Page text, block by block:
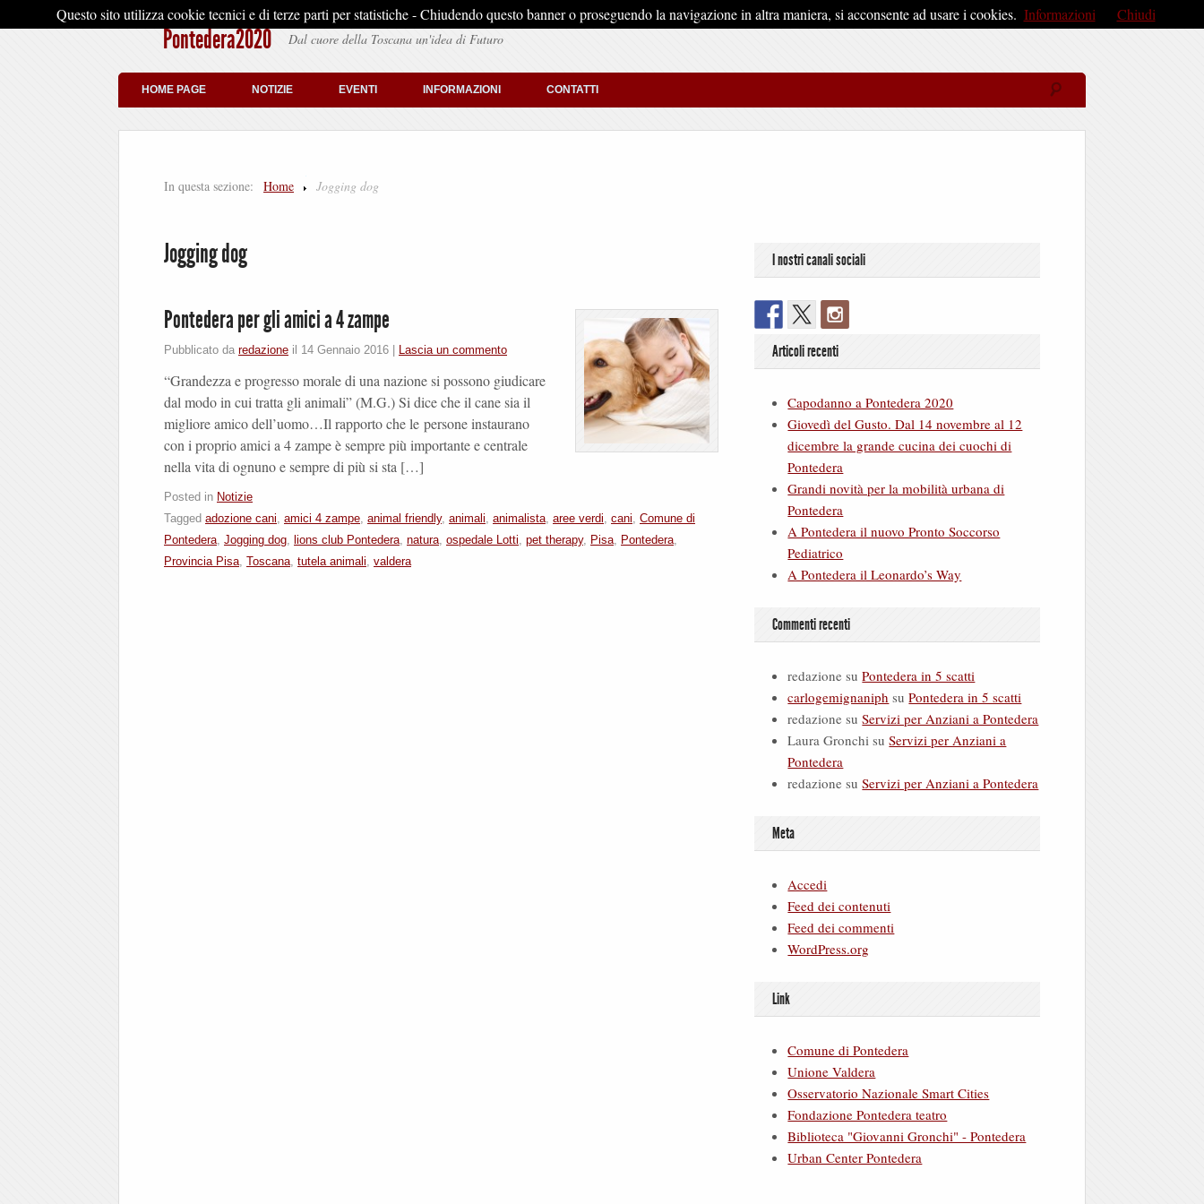
Pontedera2020 Dal cuore della Toscana un'idea di Futuro
HOME PAGE NOTIZIE EVENTI INFORMAZIONI CONTATTI
In questa sezione: Home Jogging dog
Jogging dog
Pontedera per gli amici a 4 zampe
Pubblicato da redazione il 14 Gennaio 2016 Lascia un commento
“Grandezza e progresso morale di una nazione si possono giudicare
dal modo in cui tratta gli animali” (M.G.) Si dice che il cane sia il
migliore amico dell’uomo…Il rapporto che le persone instaurano
con i proprio amici a 4 zampe è sempre più importante e centrale
nella vita di ognuno e sempre di più si sta […]
Posted in Notizie
Tagged adozione cani, amici 4 zampe, animal friendly, animali, animalista, aree verdi, cani, Comune di
Pontedera, Jogging dog, lions club Pontedera, natura, ospedale Lotti, pet therapy, Pisa, Pontedera,
Provincia Pisa, Toscana, tutela animali, valdera
I nostri canali sociali
Articoli recenti
Capodanno a Pontedera 2020
Giovedì del Gusto. Dal 14 novembre al 12
dicembre la grande cucina dei cuochi di
Pontedera
Grandi novità per la mobilità urbana di
Pontedera
A Pontedera il nuovo Pronto Soccorso
Pediatrico
A Pontedera il Leonardo’s Way
Commenti recenti
redazione suPontedera in 5 scatti
carlogemignaniph suPontedera in 5 scatti
redazione suServizi per Anziani a Pontedera
Laura Gronchi suServizi per Anziani a
Pontedera
redazione suServizi per Anziani a Pontedera
Meta
Accedi
Feed dei contenuti
Feed dei commenti
WordPress.org
Link
Comune di Pontedera
Unione Valdera
Osservatorio Nazionale Smart Cities
Fondazione Pontedera teatro
Biblioteca "Giovanni Gronchi" - Pontedera
Urban Center Pontedera
Questo sito utilizza cookie tecnici e di terze parti per statistiche - Chiudendo questo banner o proseguendo la navigazione in altra maniera, si acconsente ad usare i cookies. Informazioni Chiudi